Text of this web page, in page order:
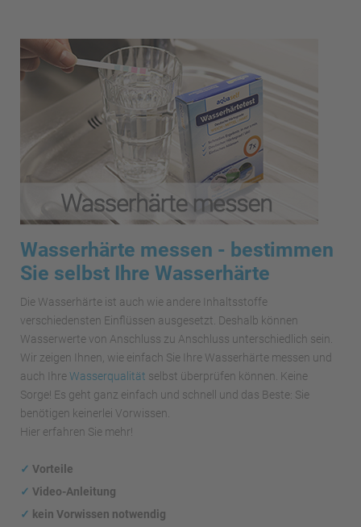
Wasserhärte messen - bestimmen
Sie selbst Ihre Wasserhärte
Die Wasserhärte ist auch wie andere Inhaltsstoffe
verschiedensten Einflüssen ausgesetzt. Deshalb können
Wasserwerte von Anschluss zu Anschluss unterschiedlich sein.
Wir zeigen Ihnen, wie einfach Sie Ihre Wasserhärte messen und
auch IhreWasserqualität selbst überprüfen können. Keine
Sorge! Es geht ganz einfach und schnell und das Beste: Sie
benötigen keinerlei Vorwissen.
Hier erfahren Sie mehr!
✓ Vorteile
✓ Video-Anleitung
✓ kein Vorwissen notwendig